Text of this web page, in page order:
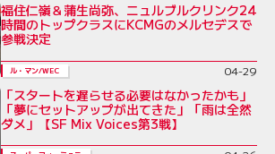
福住仁嶺＆蒲生尚弥、ニュルブルクリンク24
時間のトップクラスにKCMGのメルセデスで
参戦決定
ル・マン/WEC 04-29
「スタートを遅らせる必要はなかったかも」
「夢にセットアップが出てきた」「雨は全然
ダメ」【SF Mix Voices第3戦】